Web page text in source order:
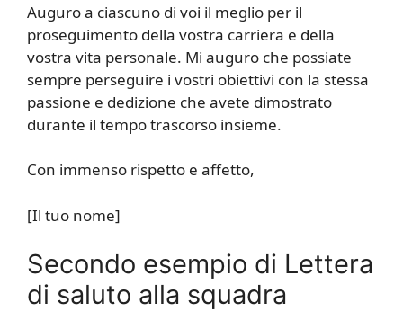
Auguro a ciascuno di voi il meglio per il
proseguimento della vostra carriera e della
vostra vita personale. Mi auguro che possiate
sempre perseguire i vostri obiettivi con la stessa
passione e dedizione che avete dimostrato
durante il tempo trascorso insieme.
Con immenso rispetto e affetto,
[Il tuo nome]
Secondo esempio di Lettera
di saluto alla squadra